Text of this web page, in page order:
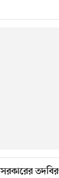
সরকারের তদবিরও